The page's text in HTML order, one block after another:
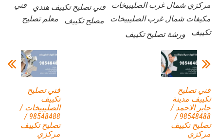
مركزي شمال غرب الصليبيخات
فني تصليح تكييف هندي
فني
مكيفات شمال غرب الصليبيخات
مصلح تكييف
معلم تصليح
تكييف
ورشة تصليح تكييف
فني تصليح
تكييف
الصليبيخات /
98548488 /
تصليح تكييف
مركزي
فني تصليح
تكييف مدينة
جابر الاحمد /
98548488 /
تصليح تكييف
مركزي